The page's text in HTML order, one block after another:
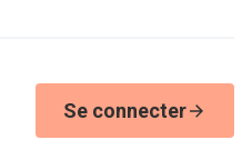
Se connecter